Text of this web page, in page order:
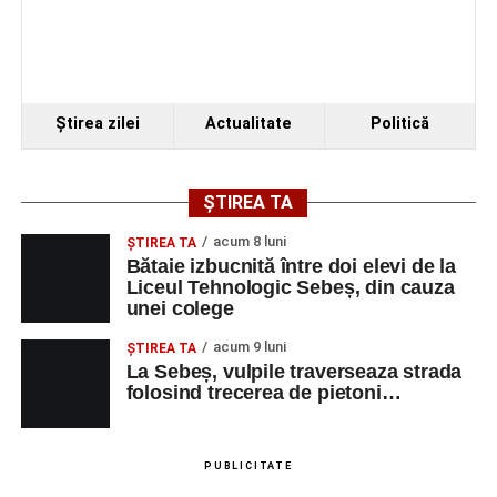
Ştirea zilei Actualitate Politică
ȘTIREA TA
ŞTIREA TA acum 8 luni
Bătaie izbucnită între doi elevi de la
Liceul Tehnologic Sebeș, din cauza
unei colege
ŞTIREA TA acum 9 luni
La Sebeș, vulpile traverseaza strada
folosind trecerea de pietoni…
PUBLICITATE